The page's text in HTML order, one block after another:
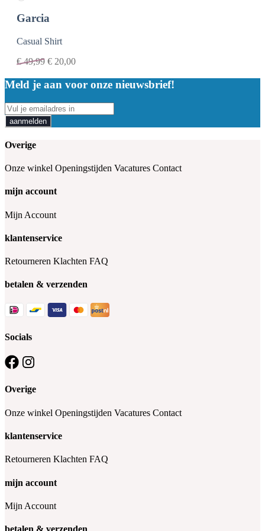
Garcia
Casual Shirt
€49,99 € 20,00
Meld je aan voor onze nieuwsbrief!
aanmelden
Overige
Onze winkel Openingstijden Vacatures Contact
mijn account
Mijn Account
klantenservice
Retourneren Klachten FAQ
betalen & verzenden
Socials
Overige
Onze winkel Openingstijden Vacatures Contact
klantenservice
Retourneren Klachten FAQ
mijn account
Mijn Account
betalen & verzenden